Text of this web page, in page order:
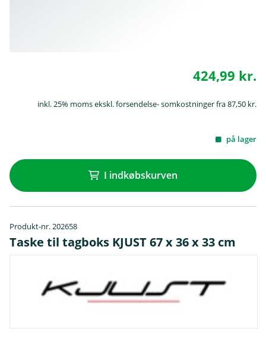
424,99 kr.
inkl. 25% moms ekskl. forsendelse- somkostninger fra 87,50 kr.
på lager
I indkøbskurven
Produkt-nr. 202658
Taske til tagboks KJUST 67 x 36 x 33 cm